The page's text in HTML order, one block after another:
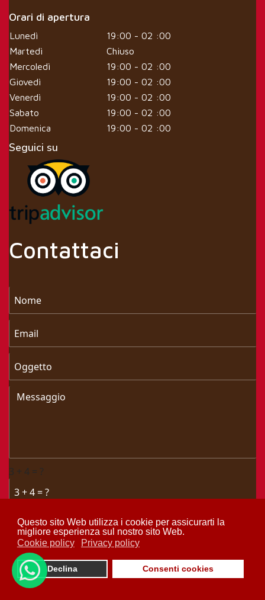
Questo sito Web utilizza i cookie per assicurarti la
migliore esperienza sul nostro sito Web.
Cookie policy
Privacy policy
Declina Consenti cookies
Orari di apertura
Lunedì
19:00 - 02 :00
Martedì
Chiuso
Mercoledì
19:00 - 02 :00
Giovedì
19:00 - 02 :00
Venerdì
19:00 - 02 :00
Sabato
19:00 - 02 :00
Domenica
19:00 - 02 :00
Seguici su
Contattaci
3 + 4 = ?
Invia Messaggio
© 2026 Taverna senza pensieri. Hosted byPubblipro Web
Agency Napoli